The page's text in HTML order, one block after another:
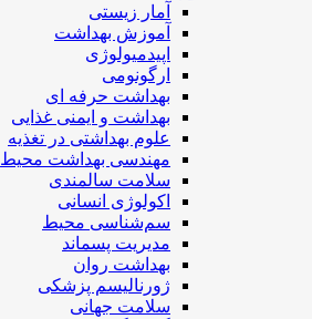
آمار زیستی
آموزش بهداشت
اپیدمیولوژی
ارگونومی
بهداشت حرفه ای
بهداشت و ایمنی غذایی
علوم بهداشتی در تغذیه
مهندسی بهداشت محيط
سلامت سالمندی
اکولوژی انسانی
سم‌شناسی محیط
مدیریت پسماند
بهداشت روان
ژورنالیسم پزشکی
سلامت جهانی